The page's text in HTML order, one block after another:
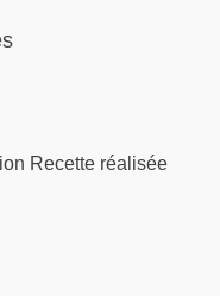
Recette réalisée